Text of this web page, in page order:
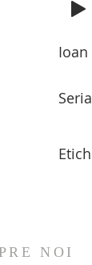
Ioan
NOI